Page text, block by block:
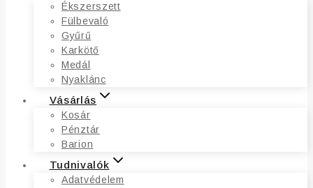
Ékszerszett
Fülbevaló
Gyűrű
Karkötő
Medál
Nyaklánc
Vásárlás
Kosár
Pénztár
Barion
Tudnivalók
Adatvédelem